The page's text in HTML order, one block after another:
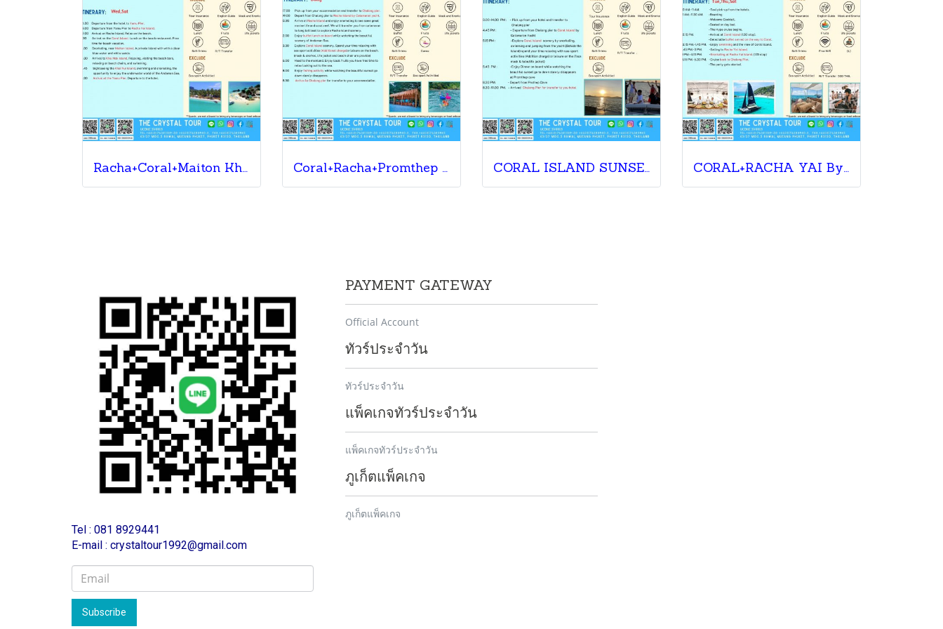
Racha+Coral+Maiton Khai Nai+Khai Nui By Speedboat Coral+Racha+Promthep By Catamaran CORAL ISLAND SUNSET DINNER PROMTHEP CAV CORAL+RACHA YAI By Catamaran
Tel : 081 8929441
E-mail : crystaltour1992@gmail.com
Subscribe
PAYMENT GATEWAY
Official Account
ทัวร์ประจำวัน
ทัวร์ประจำวัน
แพ็คเกจทัวร์ประจำวัน
แพ็คเกจทัวร์ประจำวัน
ภูเก็ตแพ็คเกจ
ภูเก็ตแพ็คเกจ